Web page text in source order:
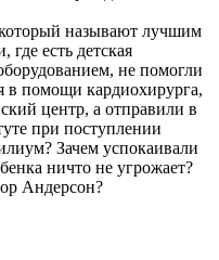
называют лучшим
есть детская
не помогли
в помощи кардиохирурга,
центр, а отправили в
при поступлении
Зачем успокаивали
ничто не угрожает?
Андерсон?